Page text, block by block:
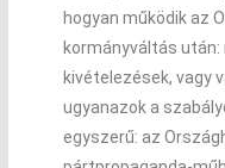
hogyan működik az
kormányváltás után:
kivételezések, vagy
ugyanazok a
egyszerű: az